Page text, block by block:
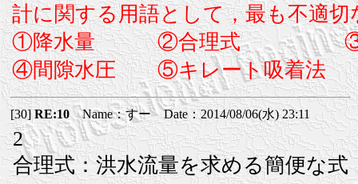
計に関する用語として，最も不適
①降水量 ②合理式 ③凝
④間隙水圧 ⑤キレート吸着法
[30]RE:10Name：すー Date：2014/08/06(水) 23:11
2
合理式：洪水流量を求める簡便な式